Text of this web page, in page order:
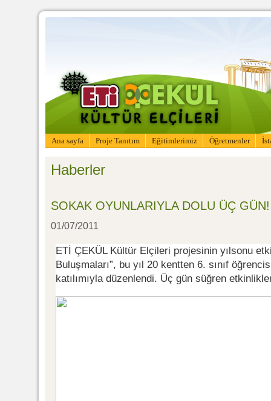
Ana sayfa Proje Tanıtım Eğitimlerimiz Öğretmenler
Haberler
SOKAK OYUNLARIYLA DOLU ÜÇ GÜN!
01/07/2011
ETİ ÇEKÜL Kültür Elçileri projesinin yılsonu
Buluşmaları”, bu yıl 20 kentten 6. sınıf
katılımıyla düzenlendi. Üç gün süğren